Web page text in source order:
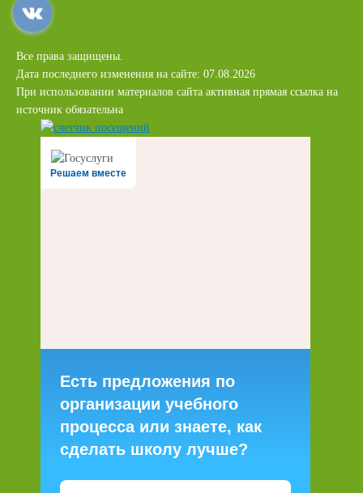
Все права защищены.
Дата последнего изменения на сайте: 07.08.2026
При использовании материалов сайта активная прямая ссылка на
источник обязательна
Решаем вместе
Есть предложения по
организации учебного
процесса или знаете, как
сделать школу лучше?